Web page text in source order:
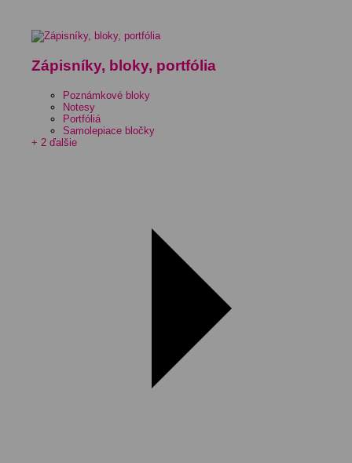
Zápisníky, bloky, portfólia
Poznámkové bloky
Notesy
Portfóliá
Samolepiace bločky
+ 2 ďalšie